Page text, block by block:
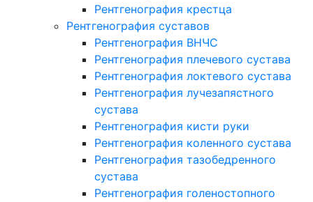
Рентгенография крестца
Рентгенография суставов
Рентгенография ВНЧС
Рентгенография плечевого сустава
Рентгенография локтевого сустава
Рентгенография лучезапястного
сустава
Рентгенография кисти руки
Рентгенография коленного сустава
Рентгенография тазобедренного
сустава
Рентгенография голеностопного